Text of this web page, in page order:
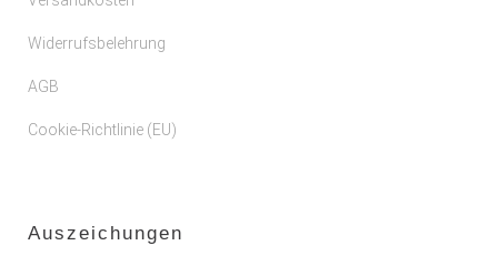
Widerrufsbelehrung
AGB
Cookie-Richtlinie (EU)
Auszeichungen